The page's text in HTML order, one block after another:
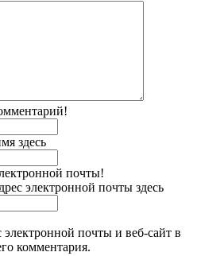
здесь
почты!
электронной почты здесь
электронной почты и веб-сайт в
комментария.